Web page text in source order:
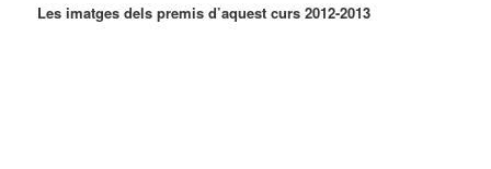
Les imatges dels premis d’aquest curs 2012-2013